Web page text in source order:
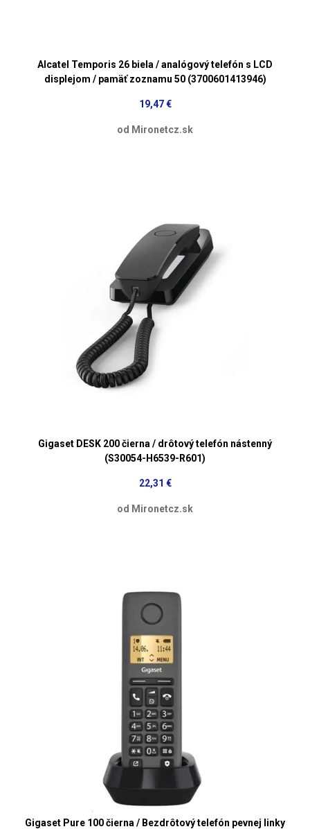
Alcatel Temporis 26 biela / analógový telefón s LCD
displejom / pamäť zoznamu 50 (3700601413946)
19,47 €
od Mironetcz.sk
Gigaset DESK 200 čierna / drôtový telefón nástenný
(S30054-H6539-R601)
22,31 €
od Mironetcz.sk
Gigaset Pure 100 čierna / Bezdrôtový telefón pevnej linky